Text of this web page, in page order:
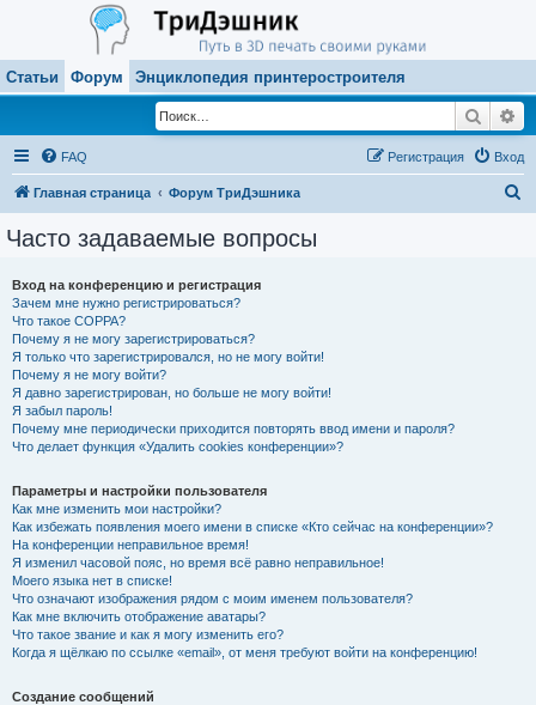
Статьи Форум Энциклопедия принтеростроителя
Поиск
FAQ Вход
Регистрация
Главная страница Форум ТриДэшника
Часто задаваемые вопросы
Вход на конференцию и регистрация
Зачем мне нужно регистрироваться?
Что такое COPPA?
Почему я не могу зарегистрироваться?
Я только что зарегистрировался, но не могу войти!
Почему я не могу войти?
Я давно зарегистрирован, но больше не могу войти!
Я забыл пароль!
Почему мне периодически приходится повторять ввод имени и пароля?
Что делает функция «Удалить cookies конференции»?
Параметры и настройки пользователя
Как мне изменить мои настройки?
Как избежать появления моего имени в списке «Кто сейчас на конференции»?
На конференции неправильное время!
Я изменил часовой пояс, но время всё равно неправильное!
Моего языка нет в списке!
Что означают изображения рядом с моим именем пользователя?
Как мне включить отображение аватары?
Что такое звание и как я могу изменить его?
Когда я щёлкаю по ссылке «email», от меня требуют войти на конференцию!
Создание сообщений